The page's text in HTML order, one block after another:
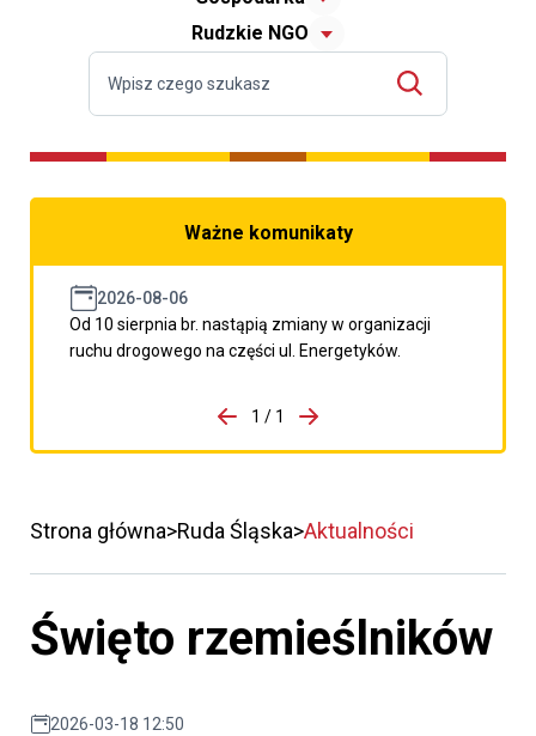
Rudzkie NGO
Ważne komunikaty
2026-08-06
Od 10 sierpnia br. nastąpią zmiany w organizacji
ruchu drogowego na części ul. Energetyków.
porzpedniego komunikatu
1 / 1
Przejdź do następnego
Strona główna Ruda Śląska Aktualności
Święto rzemieślników
2026-03-18 12:50